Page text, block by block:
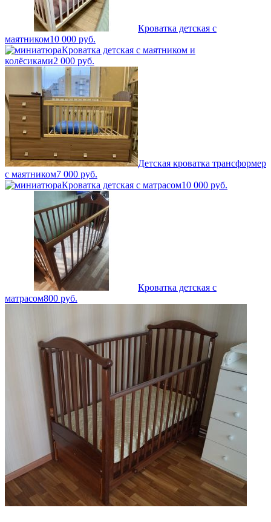
Кроватка детская с
маятником10 000 руб.
Кроватка детская с маятником и
колёсиками2 000 руб.
Детская кроватка трансформер
с маятником7 000 руб.
Кроватка детская с матрасом10 000 руб.
Кроватка детская с
матрасом800 руб.